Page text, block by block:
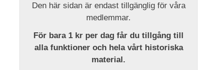
Den här sidan är endast tillgänglig för våra
medlemmar.
För bara 1 kr per dag får du tillgång till
alla funktioner och hela vårt historiska
material.